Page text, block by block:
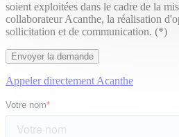
soient exploitées dans le cadre de la
collaborateur Acanthe, la réalisation
sollicitation et de communication. (*)
Appeler directement Acanthe